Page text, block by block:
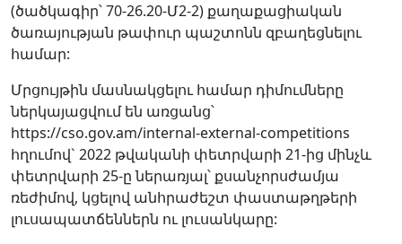
(ծածկագիր՝ 70-26.20-Մ2-2) քաղաքացիական
ծառայության թափուր պաշտոնն զբաղեցնելու
համար:
Մրցույթին մասնակցելու համար դիմումները
ներկայացվում են առցանց՝
https://cso.gov.am/internal-external-competitions
հղումով` 2022 թվականի փետրվարի 21-ից մինչև
փետրվարի 25-ը ներառյալ՝ քսանչորսժամյա
ռեժիմով, կցելով անհրաժեշտ փաստաթղթերի
լուսապատճեններն ու լուսանկարը: